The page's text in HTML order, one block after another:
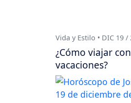
Vida y Estilo • DIC 19 /
¿Cómo viajar
vacaciones?